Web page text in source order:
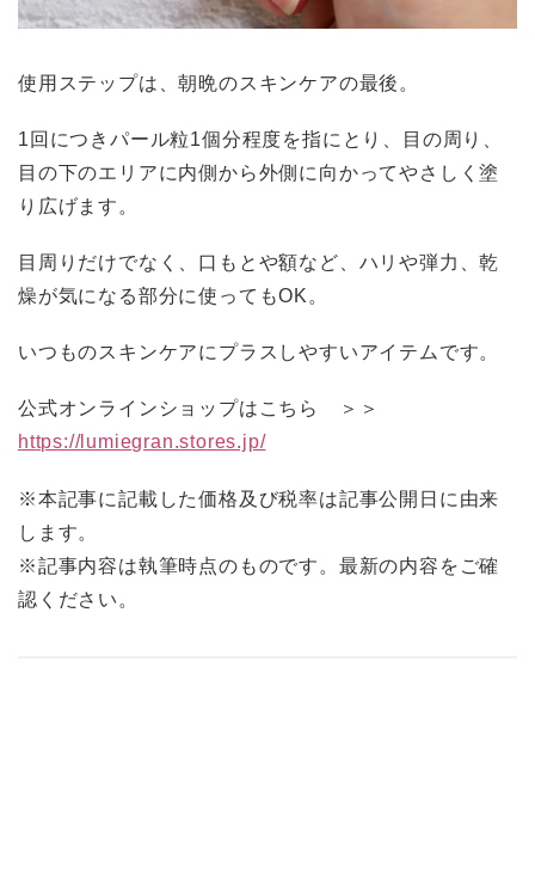
使用ステップは、朝晩のスキンケアの最後。
1回につきパール粒1個分程度を指にとり、目の周り、
目の下のエリアに内側から外側に向かってやさしく塗
り広げます。
目周りだけでなく、口もとや額など、ハリや弾力、乾
燥が気になる部分に使ってもOK。
いつものスキンケアにプラスしやすいアイテムです。
公式オンラインショップはこちら ＞＞
https://lumiegran.stores.jp/
※本記事に記載した価格及び税率は記事公開日に由来
します。
※記事内容は執筆時点のものです。最新の内容をご確
認ください。